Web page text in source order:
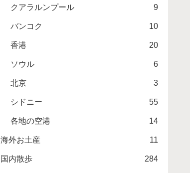
クアラルンプール 9
バンコク 10
香港 20
ソウル 6
北京 3
シドニー 55
各地の空港 14
海外お土産 11
国内散歩 284